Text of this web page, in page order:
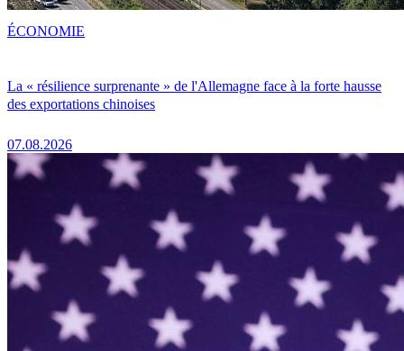
La « résilience surprenante » de l'Allemagne face à la forte hausse
des exportations chinoises
07.08.2026
ÉCONOMIE